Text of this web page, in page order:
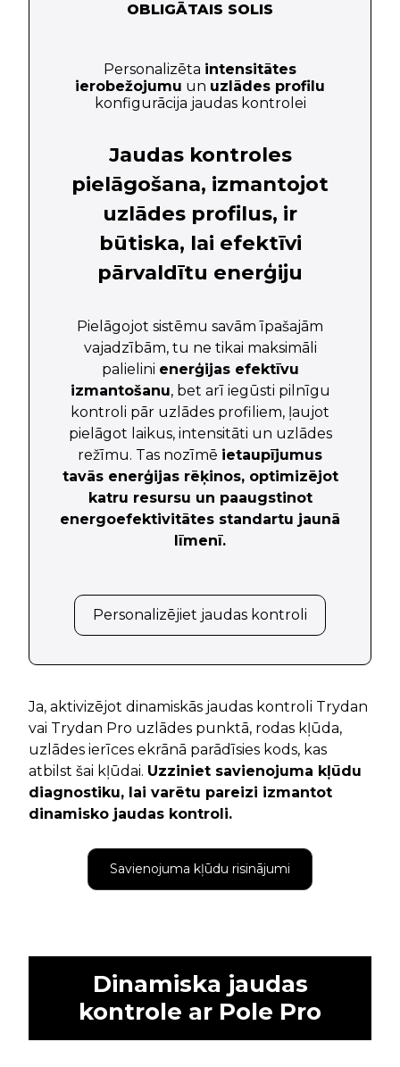
OBLIGĀTAIS SOLIS
Personalizēta intensitātes
ierobežojumu un uzlādes profilu
konfigurācija jaudas kontrolei
Jaudas kontroles
pielāgošana, izmantojot
uzlādes profilus, ir
būtiska, lai efektīvi
pārvaldītu enerģiju
Pielāgojot sistēmu savām īpašajām
vajadzībām, tu ne tikai maksimāli
palielini enerģijas efektīvu
izmantošanu, bet arī iegūsti pilnīgu
kontroli pār uzlādes profiliem, ļaujot
pielāgot laikus, intensitāti un uzlādes
režīmu. Tas nozīmē ietaupījumus
tavās enerģijas rēķinos, optimizējot
katru resursu un paaugstinot
energoefektivitātes standartu jaunā
līmenī.
Personalizējiet jaudas kontroli
Ja, aktivizējot dinamiskās jaudas kontroli Trydan
vai Trydan Pro uzlādes punktā, rodas kļūda,
uzlādes ierīces ekrānā parādīsies kods, kas
atbilst šai kļūdai. Uzziniet savienojuma kļūdu
diagnostiku, lai varētu pareizi izmantot
dinamisko jaudas kontroli.
Savienojuma kļūdu risinājumi
Dinamiska jaudas
kontrole ar Pole Pro